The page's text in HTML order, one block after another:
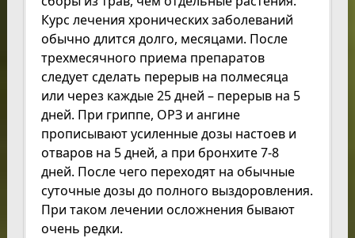
Курс лечения хронических заболеваний
обычно длится долго, месяцами. После
трехмесячного приема препаратов
следует сделать перерыв на полмесяца
или через каждые 25 дней – перерыв на 5
дней. При гриппе, ОРЗ и ангине
прописывают усиленные дозы настоев и
отваров на 5 дней, а при бронхите 7-8
дней. После чего переходят на обычные
суточные дозы до полного выздоровления.
При таком лечении осложнения бывают
очень редки.